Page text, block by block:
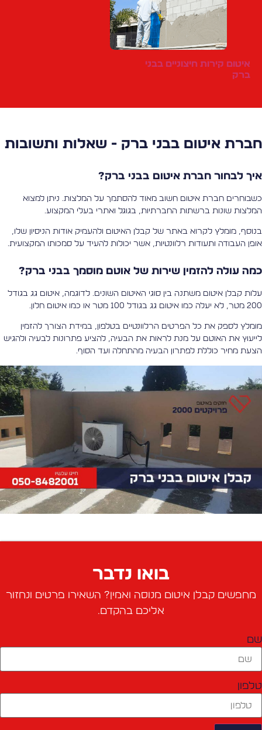
איטום קירות חיצוניים בבני
ברק
איטום בבני ברק - שאלות ותשובות
לבחור חברת איטום בבני ברק?
חברת איטום חשוב מאוד להסתמך על המלצות. ניתן למצוא
שונות ברשתות החברתיות, בגוגל ואתרי בעלי המקצוע.
מומלץ לקרוא באתר של קבלן האיטום ולהעמיק אודות הניסיון שלו,
העבודה ותעודות רלוונטיות, אשר יכולות להעיד על סמכותו המקצועית.
עולה להזמין שירות של אוטם מוסמך בבני ברק?
קבלן איטום משתנה בין סוגי האיטום השונים. לדוגמה, איטום גג בגודל
איטום גג בגודל 100 מטר או כמו איטום חלון.
לספק את כל הפרטים הרלוונטיים בטלפון, במידת הצורך להזמין
את האוטם על מנת לראות את הבעיה, להציע פתרונות לבעיה ולהגיש
מחיר כוללת לפתרון הבעיה מהתחלה ועד הסוף.
בואו נדבר
מחפשים קבלן איטום מנוסה ואמין? השאירו פרטים ונחזור
אליכם בהקדם.